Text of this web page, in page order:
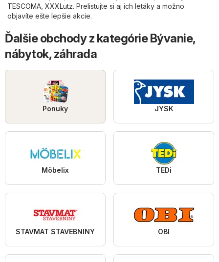
TESCOMA XXXLutz. Prelistujte si aj ich letáky a možno
objavíte ešte lepšie akcie.
Ďalšie obchody z kategórie Bývanie,
nábytok, záhrada
Ponuky JYSK
Möbelix TEDi
STAVMAT STAVEBNINY OBI